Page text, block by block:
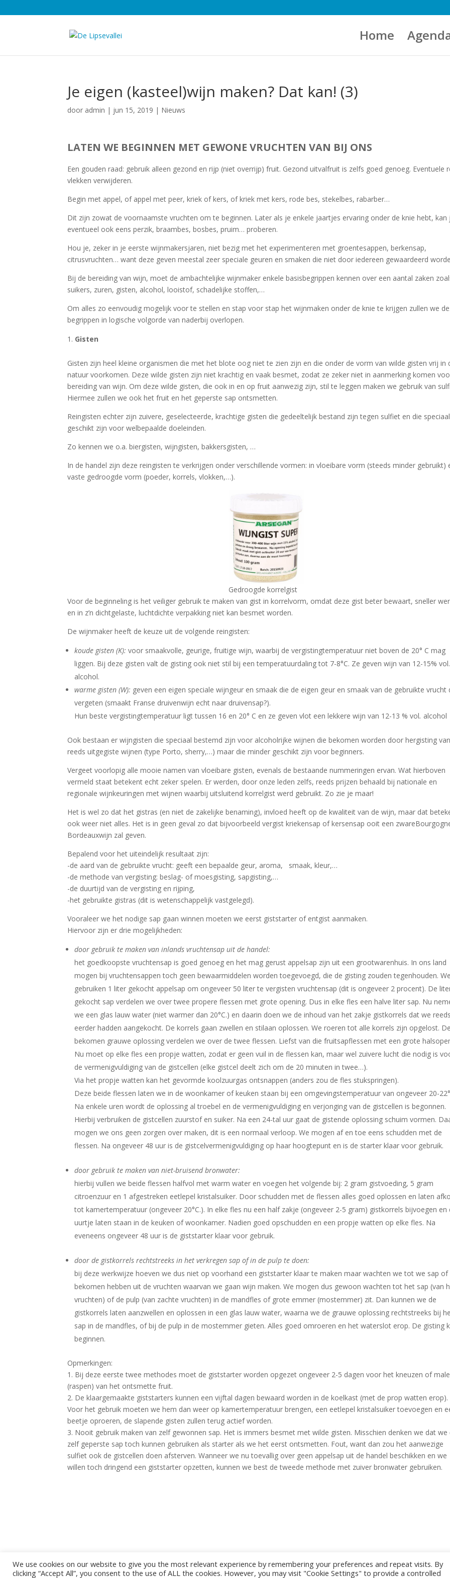
Home
Je eigen (kasteel)wijn maken? Dat kan! (3)
door admin | jun 15, 2019 | Nieuws
LATEN WE BEGINNEN MET GEWONE VRUCHTEN VAN BIJ ONS
Een gouden raad: gebruik alleen gezond en rijp (niet overrijp) fruit. Gezond uitvalfruit is zelfs goed genoeg. Eventuele
vlekken verwijderen.
Begin met appel, of appel met peer, kriek of kers, of kriek met kers, rode bes, stekelbes, rabarber…
Dit zijn zowat de voornaamste vruchten om te beginnen. Later als je enkele jaartjes ervaring onder de knie hebt, kan
eventueel ook eens perzik, braambes, bosbes, pruim… proberen.
Hou je, zeker in je eerste wijnmakersjaren, niet bezig met het experimenteren met groentesappen, berkensap,
citrusvruchten… want deze geven meestal zeer speciale geuren en smaken die niet door iedereen gewaardeerd
Bij de bereiding van wijn, moet de ambachtelijke wijnmaker enkele basisbegrippen kennen over een aantal zaken
suikers, zuren, gisten, alcohol, looistof, schadelijke stoffen,…
Om alles zo eenvoudig mogelijk voor te stellen en stap voor stap het wijnmaken onder de knie te krijgen zullen we
begrippen in logische volgorde van naderbij overlopen.
Gisten
Gisten zijn heel kleine organismen die met het blote oog niet te zien zijn en die onder de vorm van wilde gisten vrij in
natuur voorkomen. Deze wilde gisten zijn niet krachtig en vaak besmet, zodat ze zeker niet in aanmerking komen
bereiding van wijn. Om deze wilde gisten, die ook in en op fruit aanwezig zijn, stil te leggen maken we gebruik van
Hiermee zullen we ook het fruit en het geperste sap ontsmetten.
Reingisten echter zijn zuivere, geselecteerde, krachtige gisten die gedeeltelijk bestand zijn tegen sulfiet en die speciaal
geschikt zijn voor welbepaalde doeleinden.
Zo kennen we o.a. biergisten, wijngisten, bakkersgisten, …
In de handel zijn deze reingisten te verkrijgen onder verschillende vormen: in vloeibare vorm (steeds minder gebruikt)
vaste gedroogde vorm (poeder, korrels, vlokken,…).
Gedroogde korrelgist
Voor de beginneling is het veiliger gebruik te maken van gist in korrelvorm, omdat deze gist beter bewaart, sneller
en in z’n dichtgelaste, luchtdichte verpakking niet kan besmet worden.
De wijnmaker heeft de keuze uit de volgende reingisten:
koude gisten (K): voor smaakvolle, geurige, fruitige wijn, waarbij de vergistingtemperatuur niet boven de 20° C mag
liggen. Bij deze gisten valt de gisting ook niet stil bij een temperatuurdaling tot 7-8°C. Ze geven wijn van 12-15% vol.
alcohol.
warme gisten (W): geven een eigen speciale wijngeur en smaak die de eigen geur en smaak van de gebruikte vrucht
vergeten (smaakt Franse druivenwijn echt naar druivensap?).
Hun beste vergistingtemperatuur ligt tussen 16 en 20° C en ze geven vlot een lekkere wijn van 12-13 % vol. alcohol
Ook bestaan er wijngisten die speciaal bestemd zijn voor alcoholrijke wijnen die bekomen worden door hergisting van
reeds uitgegiste wijnen (type Porto, sherry,…) maar die minder geschikt zijn voor beginners.
Vergeet voorlopig alle mooie namen van vloeibare gisten, evenals de bestaande nummeringen ervan. Wat hierboven
vermeld staat betekent echt zeker spelen. Er werden, door onze leden zelfs, reeds prijzen behaald bij nationale en
regionale wijnkeuringen met wijnen waarbij uitsluitend korrelgist werd gebruikt. Zo zie je maar!
Het is wel zo dat het gistras (en niet de zakelijke benaming), invloed heeft op de kwaliteit van de wijn, maar dat
ook weer niet alles. Het is in geen geval zo dat bijvoorbeeld vergist kriekensap of kersensap ooit een
Bordeauxwijn zal geven.
Bepalend voor het uiteindelijk resultaat zijn:
-de aard van de gebruikte vrucht: geeft een bepaalde geur, aroma, smaak, kleur,…
-de methode van vergisting: beslag- of moesgisting, sapgisting,…
-de duurtijd van de vergisting en rijping,
-het gebruikte gistras (dit is wetenschappelijk vastgelegd).
Vooraleer we het nodige sap gaan winnen moeten we eerst giststarter of entgist aanmaken.
Hiervoor zijn er drie mogelijkheden:
door gebruik te maken van inlands vruchtensap uit de handel:
het goedkoopste vruchtensap is goed genoeg en het mag gerust appelsap zijn uit een grootwarenhuis. In ons land
mogen bij vruchtensappen toch geen bewaarmiddelen worden toegevoegd, die de gisting zouden tegenhouden. We
gebruiken 1 liter gekocht appelsap om ongeveer 50 liter te vergisten vruchtensap (dit is ongeveer 2 procent). De
gekocht sap verdelen we over twee propere flessen met grote opening. Dus in elke fles een halve liter sap. Nu
we een glas lauw water (niet warmer dan 20°C.) en daarin doen we de inhoud van het zakje gistkorrels dat we reeds
eerder hadden aangekocht. De korrels gaan zwellen en stilaan oplossen. We roeren tot alle korrels zijn opgelost. De
bekomen grauwe oplossing verdelen we over de twee flessen. Liefst van die fruitsapflessen met een grote
Nu moet op elke fles een propje watten, zodat er geen vuil in de flessen kan, maar wel zuivere lucht die nodig is
de vermenigvuldiging van de gistcellen (elke gistcel deelt zich om de 20 minuten in twee…).
Via het propje watten kan het gevormde koolzuurgas ontsnappen (anders zou de fles stukspringen).
Deze beide flessen laten we in de woonkamer of keuken staan bij een omgevingstemperatuur van ongeveer 20-
Na enkele uren wordt de oplossing al troebel en de vermenigvuldiging en verjonging van de gistcellen is begonnen.
Hierbij verbruiken de gistcellen zuurstof en suiker. Na een 24-tal uur gaat de gistende oplossing schuim vormen.
mogen we ons geen zorgen over maken, dit is een normaal verloop. We mogen af en toe eens schudden met de
flessen. Na ongeveer 48 uur is de gistcelvermenigvuldiging op haar hoogtepunt en is de starter klaar voor gebruik.
door gebruik te maken van niet-bruisend bronwater:
hierbij vullen we beide flessen halfvol met warm water en voegen het volgende bij: 2 gram gistvoeding, 5 gram
citroenzuur en 1 afgestreken eetlepel kristalsuiker. Door schudden met de flessen alles goed oplossen en laten
tot kamertemperatuur (ongeveer 20°C.). In elke fles nu een half zakje (ongeveer 2-5 gram) gistkorrels bijvoegen en
uurtje laten staan in de keuken of woonkamer. Nadien goed opschudden en een propje watten op elke fles. Na
eveneens ongeveer 48 uur is de giststarter klaar voor gebruik.
door de gistkorrels rechtstreeks in het verkregen sap of in de pulp te doen:
bij deze werkwijze hoeven we dus niet op voorhand een giststarter klaar te maken maar wachten we tot we sap of
bekomen hebben uit de vruchten waarvan we gaan wijn maken. We mogen dus gewoon wachten tot het sap (van
vruchten) of de pulp (van zachte vruchten) in de mandfles of grote emmer (mostemmer) zit. Dan kunnen we de
gistkorrels laten aanzwellen en oplossen in een glas lauw water, waarna we de grauwe oplossing rechtstreeks bij
sap in de mandfles, of bij de pulp in de mostemmer gieten. Alles goed omroeren en het waterslot erop. De gisting
beginnen.
Opmerkingen:
1. Bij deze eerste twee methodes moet de giststarter worden opgezet ongeveer 2-5 dagen voor het kneuzen of
(raspen) van het ontsmette fruit.
2. De klaargemaakte giststarters kunnen een vijftal dagen bewaard worden in de koelkast (met de prop watten erop).
Voor het gebruik moeten we hem dan weer op kamertemperatuur brengen, een eetlepel kristalsuiker toevoegen en
beetje oproeren, de slapende gisten zullen terug actief worden.
3. Nooit gebruik maken van zelf gewonnen sap. Het is immers besmet met wilde gisten. Misschien denken we dat we
zelf geperste sap toch kunnen gebruiken als starter als we het eerst ontsmetten. Fout, want dan zou het aanwezige
sulfiet ook de gistcellen doen afsterven. Wanneer we nu toevallig over geen appelsap uit de handel beschikken en we
willen toch dringend een giststarter opzetten, kunnen we best de tweede methode met zuiver bronwater gebruiken.
We use cookies on our website to give you the most relevant experience by remembering your preferences and repeat visits. By
clicking “Accept All”, you consent to the use of ALL the cookies. However, you may visit "Cookie Settings" to provide a controlled